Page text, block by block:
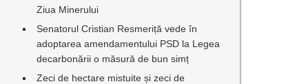
Ziua Minerului
Senatorul Cristian Resmeriță vede în
adoptarea amendamentului PSD la Legea
decarbonării o măsură de bun simț
Zeci de hectare mistuite și zeci de